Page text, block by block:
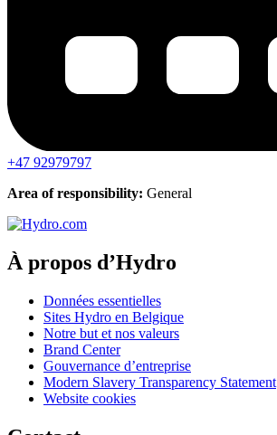
+47 92979797
Area of responsibility: General
À propos d’Hydro
Données essentielles
Sites Hydro en Belgique
Notre but et nos valeurs
Brand Center
Gouvernance d’entreprise
Modern Slavery Transparency Statement
Website cookies